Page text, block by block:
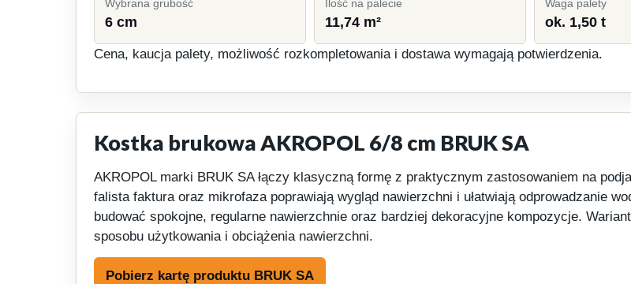
Wybrana grubość
6 cm
Ilość na palecie
11,74 m²
Waga palety
ok. 1,50 t
Cena, kaucja palety, możliwość rozkompletowania i dostawa wymagają potwierdzenia.
Kostka brukowa AKROPOL 6/8 cm BRUK SA
AKROPOL marki BRUK SA łączy klasyczną formę z praktycznym zastosowaniem na
falista faktura oraz mikrofaza poprawiają wygląd nawierzchni i ułatwiają odprowadzanie
budować spokojne, regularne nawierzchnie oraz bardziej dekoracyjne kompozycje.
sposobu użytkowania i obciążenia nawierzchni.
Pobierz kartę produktu BRUK SA